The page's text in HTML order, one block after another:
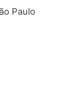
Paulo